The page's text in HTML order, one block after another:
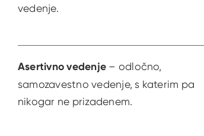
vedenje.
Asertivno vedenje – odločno,
samozavestno vedenje, s katerim pa
nikogar ne prizadenem.